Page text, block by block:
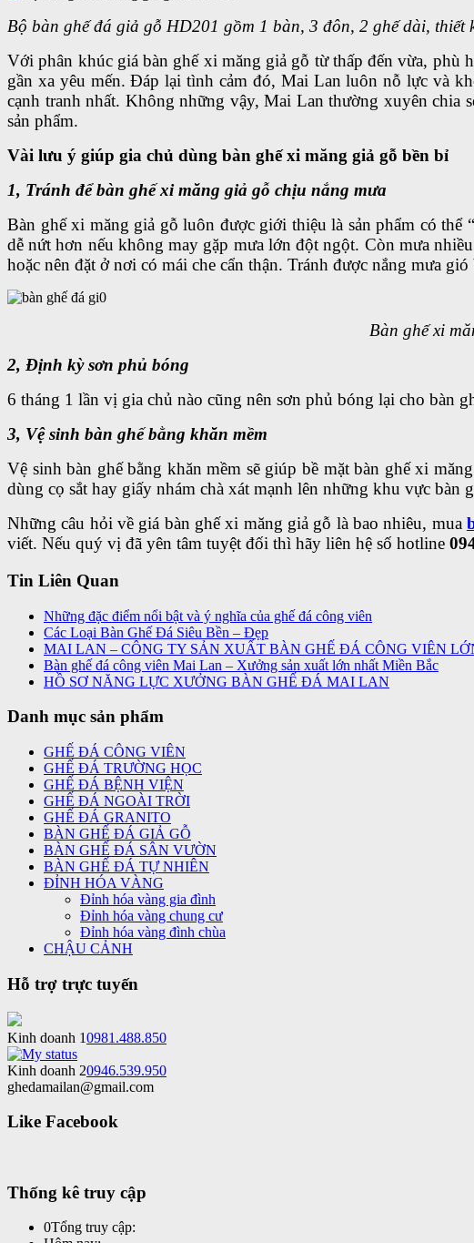
Bộ bàn ghế đá giả gỗ HD201 gồm 1 bàn, 3 đôn, 2 ghế dài, thiết
Với phân khúc giá bàn ghế xi măng giả gỗ từ thấp đến vừa, phù
gần xa yêu mến. Đáp lại tình cảm đó, Mai Lan luôn nỗ lực và
cạnh tranh nhất. Không những vậy, Mai Lan thường xuyên chia
sản phẩm.
Vài lưu ý giúp gia chủ dùng bàn ghế xi măng giả gỗ bền bỉ
1, Tránh để bàn ghế xi măng giả gỗ chịu nắng mưa
Bàn ghế xi măng giả gỗ luôn được giới thiệu là sản phẩm có
dễ nứt hơn nếu không may gặp mưa lớn đột ngột. Còn mưa
hoặc nên đặt ở nơi có mái che cẩn thận. Tránh được nắng mưa
Bàn ghế xi
2, Định kỳ sơn phủ bóng
6 tháng 1 lần vị gia chủ nào cũng nên sơn phủ bóng lại cho bàn
3, Vệ sinh bàn ghế bằng khăn mềm
Vệ sinh bàn ghế bằng khăn mềm sẽ giúp bề mặt bàn ghế xi
dùng cọ sắt hay giấy nhám chà xát mạnh lên những khu vực
Những câu hỏi về giá bàn ghế xi măng giả gỗ là bao nhiêu, mua
viết. Nếu quý vị đã yên tâm tuyệt đối thì hãy liên hệ số hotline
Tin Liên Quan
Những đặc điểm nổi bật và ý nghĩa của ghế đá công viên
Các Loại Bàn Ghế Đá Siêu Bền – Đẹp
MAI LAN – CÔNG TY SẢN XUẤT BÀN GHẾ ĐÁ CÔNG VIÊN
Bàn ghế đá công viên Mai Lan – Xưởng sản xuất lớn nhất Miền Bắc
HỒ SƠ NĂNG LỰC XƯỞNG BÀN GHẾ ĐÁ MAI LAN
Danh mục sản phẩm
GHẾ ĐÁ CÔNG VIÊN
GHẾ ĐÁ TRƯỜNG HỌC
GHẾ ĐÁ BỆNH VIỆN
GHẾ ĐÁ NGOÀI TRỜI
GHẾ ĐÁ GRANITO
BÀN GHẾ ĐÁ GIẢ GỖ
BÀN GHẾ ĐÁ SÂN VƯỜN
BÀN GHẾ ĐÁ TỰ NHIÊN
ĐỈNH HÓA VÀNG
Đỉnh hóa vàng gia đình
Đỉnh hóa vàng chung cư
Đỉnh hóa vàng đình chùa
CHẬU CẢNH
Hỗ trợ trực tuyến
Kinh doanh 10981.488.850
Kinh doanh 20946.539.950
ghedamailan@gmail.com
Like Facebook
Thống kê truy cập
0Tổng truy cập: